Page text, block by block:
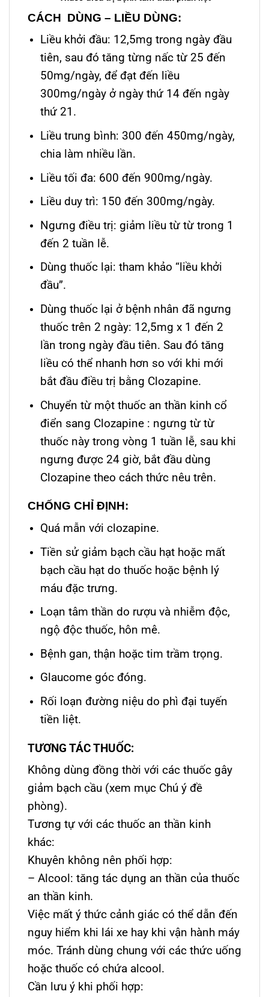
CÁCH DÙNG – LIỀU DÙNG:
Liều khởi đầu: 12,5mg trong ngày đầu
tiên, sau đó tăng từng nấc từ 25 đến
50mg/ngày, để đạt đến liều
300mg/ngày ở ngày thứ 14 đến ngày
thứ 21.
Liều trung bình: 300 đến 450mg/ngày,
chia làm nhiều lần.
Liều tối đa: 600 đến 900mg/ngày.
Liều duy trì: 150 đến 300mg/ngày.
Ngưng điều trị: giảm liều từ từ trong 1
đến 2 tuần lễ.
Dùng thuốc lại: tham khảo “liều khởi
đầu”.
Dùng thuốc lại ở bệnh nhân đã ngưng
thuốc trên 2 ngày: 12,5mg x 1 đến 2
lần trong ngày đầu tiên. Sau đó tăng
liều có thể nhanh hơn so với khi mới
bắt đầu điều trị bằng Clozapine.
Chuyển từ một thuốc an thần kinh cổ
điển sang Clozapine : ngưng từ từ
thuốc này trong vòng 1 tuần lễ, sau khi
ngưng được 24 giờ, bắt đầu dùng
Clozapine theo cách thức nêu trên.
CHỐNG CHỈ ĐỊNH:
Quá mẫn với clozapine.
Tiền sử giảm bạch cầu hạt hoặc mất
bạch cầu hạt do thuốc hoặc bệnh lý
máu đặc trưng.
Loạn tâm thần do rượu và nhiễm độc,
ngộ độc thuốc, hôn mê.
Bệnh gan, thận hoặc tim trầm trọng.
Glaucome góc đóng.
Rối loạn đường niệu do phì đại tuyến
tiền liệt.
TƯƠNG TÁC THUỐC:
Không dùng đồng thời với các thuốc gây
giảm bạch cầu (xem mục Chú ý đề
phòng).
Tương tự với các thuốc an thần kinh
khác:
Khuyên không nên phối hợp:
– Alcool: tăng tác dụng an thần của thuốc
an thần kinh.
Việc mất ý thức cảnh giác có thể dẫn đến
nguy hiểm khi lái xe hay khi vận hành máy
móc. Tránh dùng chung với các thức uống
hoặc thuốc có chứa alcool.
Cần lưu ý khi phối hợp: